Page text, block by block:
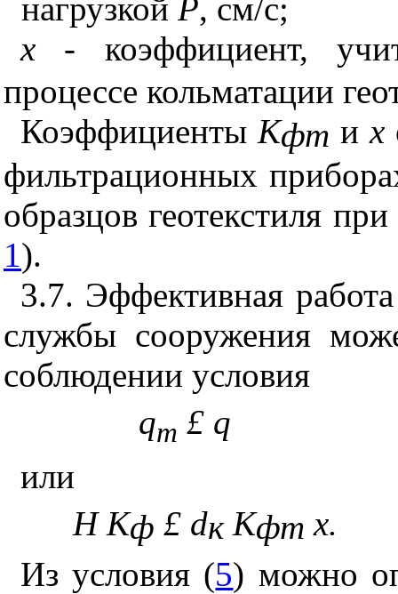
нагрузкой Р, см/с;
x
- коэффициент,
процессе кольматации
Коэффициенты Kфт иx
фильтрационных
образцов геотекстиля
1).
3.7. Эффективная
службы сооружения
соблюдении условия
qm £ q
или
H Kф £ dк Kфт x.
Из условия (5) можно